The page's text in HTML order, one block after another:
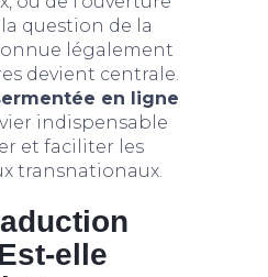
question de la
légalement
devient centrale.
en ligne
indispensable
et faciliter les
transnationaux.
elle